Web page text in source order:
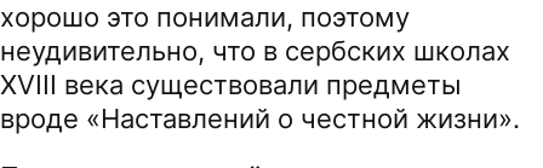
хорошо это понимали, поэтому
неудивительно, что в сербских школах
XVIII века существовали предметы
вроде «Наставлений о честной жизни».